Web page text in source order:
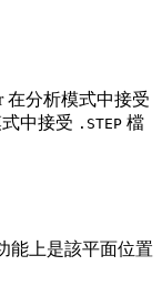
在分析模式中接受
中接受 .STEP 檔
能上是該平面位置